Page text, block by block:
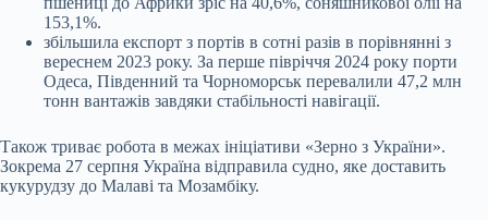
153,1%.
збільшила експорт з портів в сотні разів в порівнянні з
вереснем 2023 року. За перше півріччя 2024 року порти
Одеса, Південний та Чорноморськ перевалили 47,2 млн
тонн вантажів завдяки стабільності навігації.
Також триває робота в межах ініціативи «Зерно з України».
Зокрема 27 серпня Україна відправила судно, яке доставить
кукурудзу до Малаві та Мозамбіку.